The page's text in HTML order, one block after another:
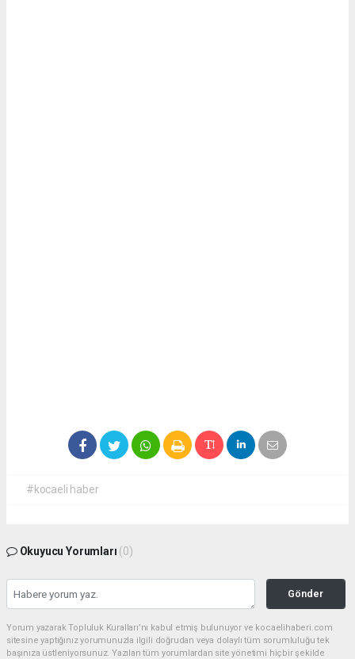
#kocaeli haber
Okuyucu Yorumları (0)
Gönder
Yorum yazarak Topluluk Kuralları’nı kabul etmiş bulunuyor ve kocaelihaberi.com
sitesine yaptığınız yorumunuzla ilgili doğrudan veya dolaylı tüm sorumluluğu tek
başınıza üstleniyorsunuz. Yazılan tüm yorumlardan site yönetimi hiçbir şekilde